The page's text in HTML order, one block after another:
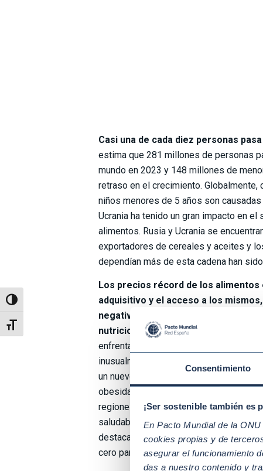
Consentimiento
¡Ser sostenible también es
En Pacto Mundial de la
cookies propias y de
asegurar el funcionamiento
das a nuestro contenido y
Alternar alto contraste
Alternar tamaño de letra
Casi una de cada diez personas
estima que 281 millones de personas
mundo en 2023 y 148 millones de
retraso en el crecimiento.
niños menores de 5 años son
Ucrania ha tenido un gran impacto en el
alimentos. Rusia y Ucrania se
exportadores de cereales y aceites y
dependían más de esta cadena han
Los precios récord de los alimentos
adquisitivo y el acceso a los
negativamente en la seguridad
nutricionales. A nivel mundial, la
enfrentaron a un aumento de precios de
inusualmente altos aumentó
un nuevo récord con un aumento del
obesidad sigue aumentando en todos
regiones impulsada en gran medida por
saludables y por un claro mal reparto
destacan el inmenso desafío que
cero para 2030.